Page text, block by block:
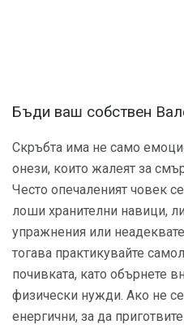
Бъди ваш собствен
Скръбта има не само
онези, които жалеят за
Често опечаленият човек
лоши хранителни навици,
упражнения или
тогава практикувайте
почивката, като обърнете
физически нужди. Ако не се
енергични, за да